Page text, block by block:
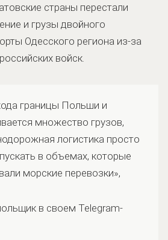
страны перестали
и грузы двойного
Одесского региона из-за
войск.
границы Польши и
множество грузов,
логистика просто
в объемах, которые
морские перевозки»,
в своем Telegram-